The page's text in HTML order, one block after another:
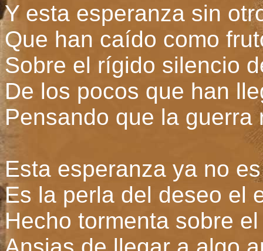
Y esta esperanza sin
Que han caído como
Sobre el rígido silencio
De los pocos que han
Pensando que la
Esta esperanza ya no
Es la perla del deseo el
Hecho tormenta sobre